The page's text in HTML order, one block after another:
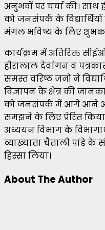
अनुभवों पर चर्चा की। साथ
को जनसंपर्क के
मंगल भविष्य के लिए
कार्यक्रम में अतिरिक्त
हीरालाल देवांगन व
समस्त वरिष्ठ जनों ने
विज्ञापन के क्षेत्र की
को जनसंपर्क में आगे आने
समझने के लिए प्रेरित
अध्ययन विभाग के
व्याख्याता चैताली पांडे के
हिस्सा लिया।
About The Author